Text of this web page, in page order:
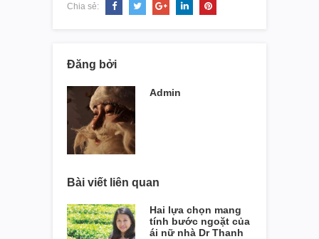
Chia sẻ:
Đăng bởi
Admin
Bài viết liên quan
Hai lựa chọn mang
tính bước ngoặt của
ái nữ nhà Dr Thanh